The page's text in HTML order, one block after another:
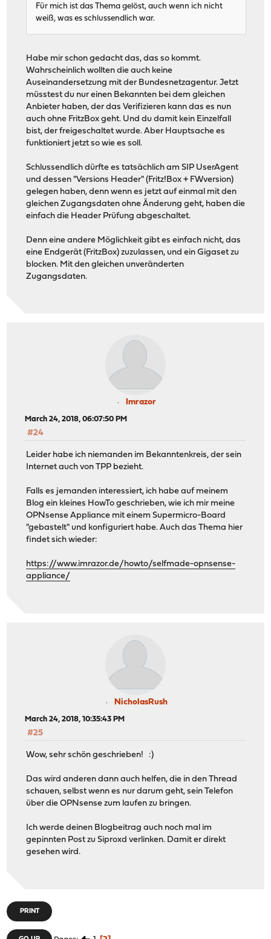
Für mich ist das Thema gelöst, auch wenn ich nicht
weiß, was es schlussendlich war.
Habe mir schon gedacht das, das so kommt.
Wahrscheinlich wollten die auch keine
Auseinandersetzung mit der Bundesnetzagentur. Jetzt
müsstest du nur einen Bekannten bei dem gleichen
Anbieter haben, der das Verifizieren kann das es nun
auch ohne FritzBox geht. Und du damit kein Einzelfall
bist, der freigeschaltet wurde. Aber Hauptsache es
funktioniert jetzt so wie es soll.
Schlussendlich dürfte es tatsächlich am SIP UserAgent
und dessen "Versions Header" (Fritz!Box + FWversion)
gelegen haben, denn wenn es jetzt auf einmal mit den
gleichen Zugangsdaten ohne Änderung geht, haben die
einfach die Header Prüfung abgeschaltet.
Denn eine andere Möglichkeit gibt es einfach nicht, das
eine Endgerät (FritzBox) zuzulassen, und ein Gigaset zu
blocken. Mit den gleichen unveränderten
Zugangsdaten.
Imrazor
March 24, 2018, 06:07:50 PM
#24
Leider habe ich niemanden im Bekanntenkreis, der sein
Internet auch von TPP bezieht.
Falls es jemanden interessiert, ich habe auf meinem
Blog ein kleines HowTo geschrieben, wie ich mir meine
OPNsense Appliance mit einem Supermicro-Board
"gebastelt" und konfiguriert habe. Auch das Thema hier
findet sich wieder:
https://www.imrazor.de/howto/selfmade-opnsense-
appliance/
NicholasRush
March 24, 2018, 10:35:43 PM
#25
Wow, sehr schön geschrieben! :)
Das wird anderen dann auch helfen, die in den Thread
schauen, selbst wenn es nur darum geht, sein Telefon
über die OPNsense zum laufen zu bringen.
Ich werde deinen Blogbeitrag auch noch mal im
gepinnten Post zu Siproxd verlinken. Damit er direkt
gesehen wird.
PRINT